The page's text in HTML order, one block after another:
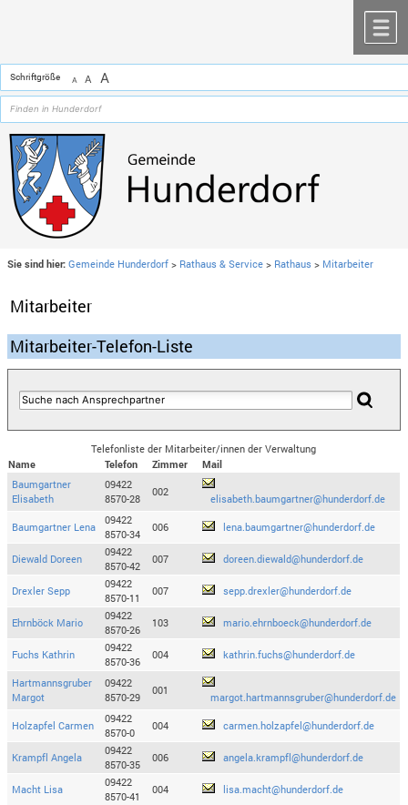
Schriftgröße A A A
Sie sind hier: Gemeinde Hunderdorf > Rathaus & Service > Rathaus > Mitarbeiter
Mitarbeiter
Mitarbeiter-Telefon-Liste
Telefonliste der Mitarbeiter/innen der Verwaltung
Name
Telefon Zimmer
Mail
Baumgartner
Elisabeth
09422
8570-28
002
elisabeth.baumgartner@hunderdorf.de
Baumgartner Lena
09422
8570-34
006 lena.baumgartner@hunderdorf.de
Diewald Doreen
09422
8570-42
007 doreen.diewald@hunderdorf.de
Drexler Sepp
09422
8570-11
007 sepp.drexler@hunderdorf.de
Ehrnböck Mario
09422
8570-26
103 mario.ehrnboeck@hunderdorf.de
Fuchs Kathrin
09422
8570-36
004 kathrin.fuchs@hunderdorf.de
Hartmannsgruber
Margot
09422
8570-29
001
margot.hartmannsgruber@hunderdorf.de
Holzapfel Carmen
09422
8570-0
004 carmen.holzapfel@hunderdorf.de
Krampfl Angela
09422
8570-35
006 angela.krampfl@hunderdorf.de
Macht Lisa
09422
8570-41
004 lisa.macht@hunderdorf.de